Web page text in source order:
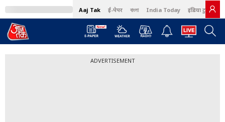
Aaj Tak ई-पेपर বাংলা India Today इंडिया टुडे हिंदी
ADVERTISEMENT